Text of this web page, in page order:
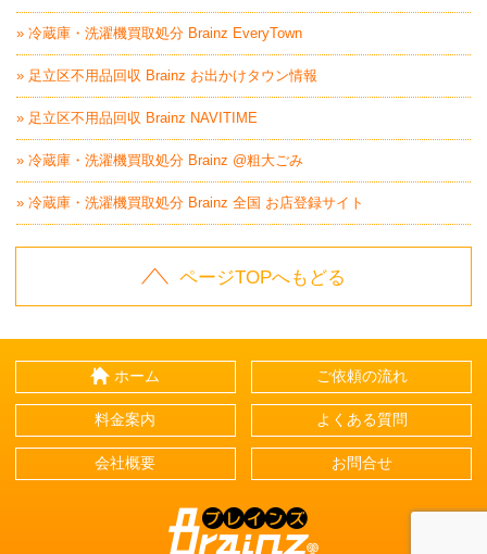
» 冷蔵庫・洗濯機買取処分 Brainz EveryTown
» 足立区不用品回収 Brainz お出かけタウン情報
» 足立区不用品回収 Brainz NAVITIME
» 冷蔵庫・洗濯機買取処分 Brainz @粗大ごみ
» 冷蔵庫・洗濯機買取処分 Brainz 全国 お店登録サイト
ページTOPへもどる
ホーム ご依頼の流れ
料金案内 よくある質問
会社概要 お問合せ